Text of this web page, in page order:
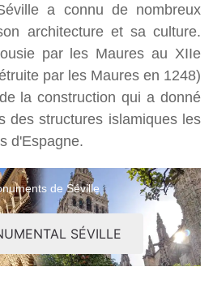
a connu de nombreux
architecture et sa culture.
par les Maures au XIIe
par les Maures en 1248)
la construction qui a donné
des structures islamiques les
d'Espagne.
de Séville
SÉVILLE